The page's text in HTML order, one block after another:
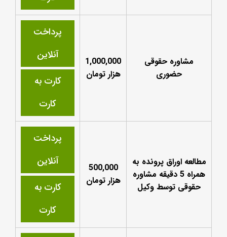
مشاوره حقوقی
حضوری
1,000,000
هزار تومان
پرداخت
آنلاین
کارت به
کارت
مطالعه اوراق پرونده به
همراه 5 دقیقه مشاوره
حقوقی توسط وکیل
500,000
هزار تومان
پرداخت
آنلاین
کارت به
کارت